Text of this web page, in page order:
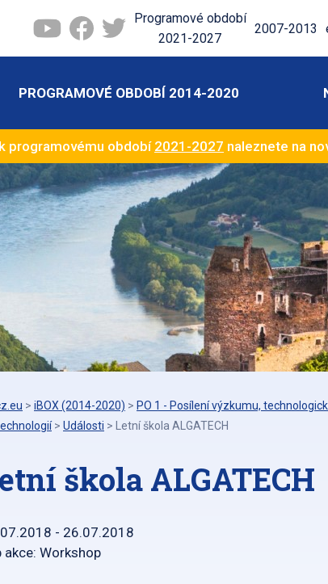
Programové období
2021-2027
2007-2013
PROGRAMOVÉ OBDOBÍ 2014-2020
programovému období2021-2027 naleznete na
> iBOX (2014-2020) > PO 1 - Posílení výzkumu,
> Události > Letní škola ALGATECH
škola ALGATECH
- 26.07.2018
akce: Workshop